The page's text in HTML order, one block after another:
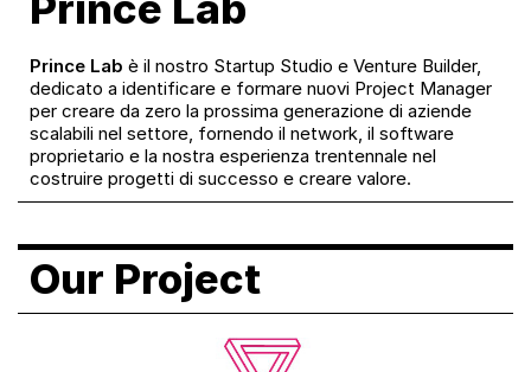
Prince Lab è il nostro Startup Studio e Venture Builder,
dedicato a identificare e formare nuovi Project Manager
per creare da zero la prossima generazione di aziende
scalabili nel settore, fornendo il network, il software
proprietario e la nostra esperienza trentennale nel
costruire progetti di successo e creare valore.
Our Project